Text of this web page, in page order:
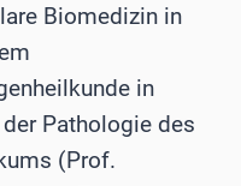
Biomedizin in
in
Pathologie des
(Prof.